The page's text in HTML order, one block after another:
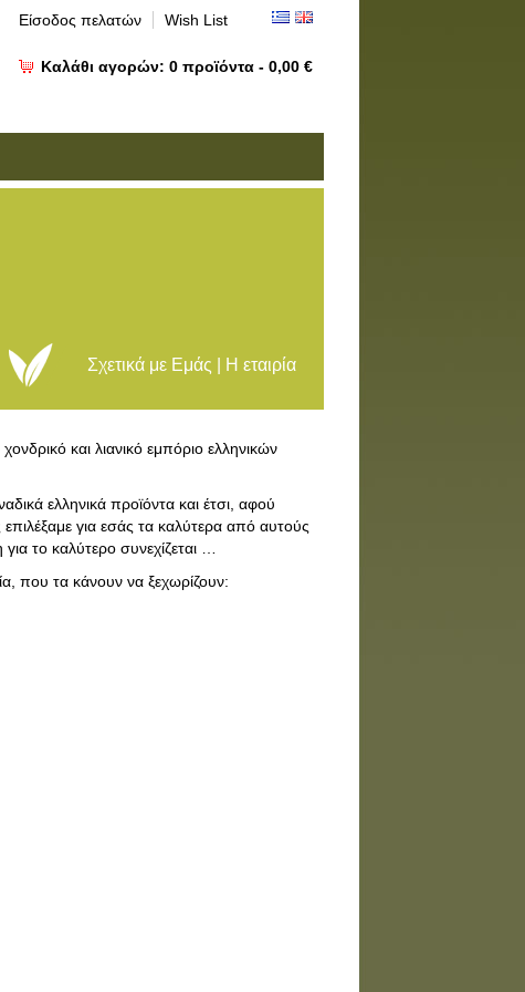
Είσοδος πελατών Wish List
Καλάθι αγορών: 0 προϊόντα - 0,00 €
Σχετικά με Εμάς | Η εταιρία
και λιανικό εμπόριο ελληνικών
ελληνικά προϊόντα και έτσι, αφού
για εσάς τα καλύτερα από αυτούς
το καλύτερο συνεχίζεται …
που τα κάνουν να ξεχωρίζουν: